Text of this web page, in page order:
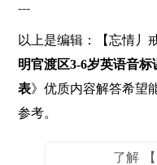
---
以上是编辑：【忘情丿
明官渡区3-6岁英语音
表》优质内容解答希望
参考。
了解